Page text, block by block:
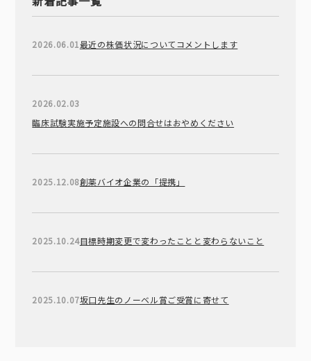
2026.06.01最近の株価状況についてコメントします
2026.02.03
臨床試験実施予定施設への問合せはおやめください
2025.12.08創薬バイオ企業の「提携」
2025.10.24目標時期変更で変わったことと変わらないこと
2025.10.07坂口先生のノーベル賞ご受賞に寄せて